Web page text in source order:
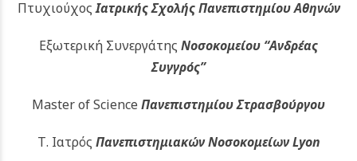
ΠτυχιούχοςΙατρικής Σχολής Πανεπιστημίου Αθηνών
Εξωτερική Συνεργάτης Νοσοκομείου “Ανδρέας
Συγγρός”
Master of Science Πανεπιστημίου Στρασβούργου
Τ. Ιατρός Πανεπιστημιακών Νοσοκομείων Lyon